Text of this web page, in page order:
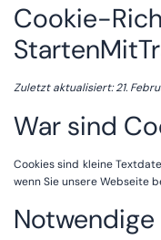
Zuletzt aktualisiert: 21.
War sind
Cookies sind kleine
wenn Sie unsere Webseite